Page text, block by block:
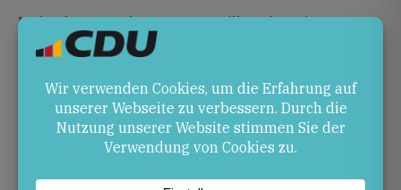
In den kommenden Monaten will Fuchs seinen
Wahlkampf weiter intensivieren, sowohl vor Ort als
auch digital. Wähler haben die Möglichkeit, ihm
Abstimmungsverhalten zu erfahren aufMarc Fuchs –
Profil bei abgeordnetenwatch.de.